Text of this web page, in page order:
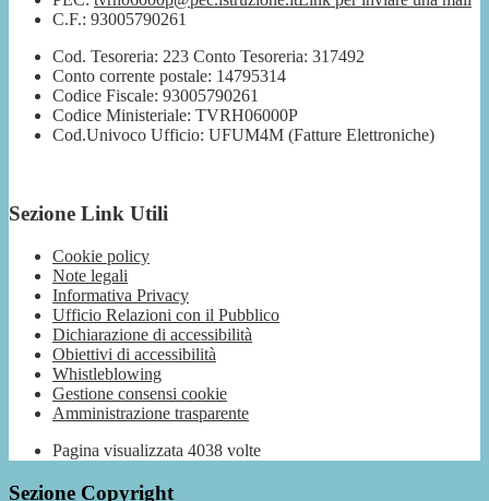
C.F.: 93005790261
Cod. Tesoreria: 223 Conto Tesoreria: 317492
Conto corrente postale: 14795314
Codice Fiscale: 93005790261
Codice Ministeriale: TVRH06000P
Cod.Univoco Ufficio: UFUM4M (Fatture Elettroniche)
Sezione Link Utili
Cookie policy
Note legali
Informativa Privacy
Ufficio Relazioni con il Pubblico
Dichiarazione di accessibilità
Obiettivi di accessibilità
Whistleblowing
Gestione consensi cookie
Amministrazione trasparente
Pagina visualizzata 4038 volte
Sezione Copyright